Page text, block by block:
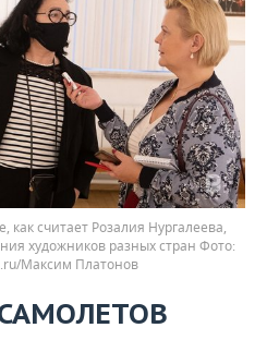
как считает Розалия Нургалеева,
художников разных стран
Максим Платонов